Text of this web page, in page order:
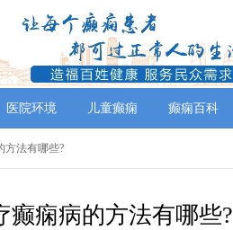
医院环境 儿童癫痫 癫痫百科
方法有哪些?
癫痫病的方法有哪些?